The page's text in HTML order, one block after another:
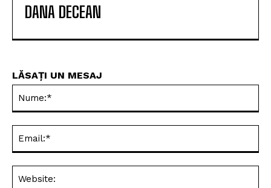
DANA DECEAN
LĂSAȚI UN MESAJ